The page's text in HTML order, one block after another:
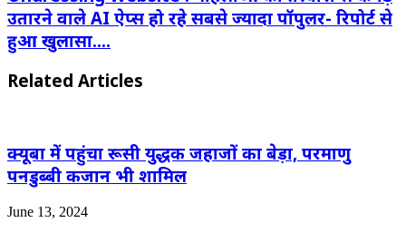
उतारने वाले AI ऐप्स हो रहे सबसे ज्यादा पॉपुलर- रिपोर्ट से
हुआ खुलासा….
Related Articles
क्यूबा में पहुंचा रूसी युद्धक जहाजों का बेड़ा, परमाणु
पनडुब्बी कजान भी शामिल
June 13, 2024